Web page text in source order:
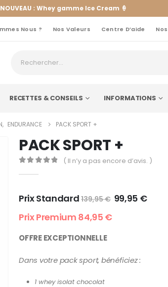
NOUVEAU : Whey gamme Ice Cream 🍦
Nous ? Nos Valeurs Centre D’aide
RECETTES & CONSEILS INFORMATIONS
, ENDURANCE PACK SPORT +
PACK SPORT +
( Il n’y a pas encore d’avis. )
Prix Standard 139,95€ 99,95 €
Prix Premium 84,95 €
OFFRE EXCEPTIONNELLE
Dans votre pack sport, bénéficiez :
1 whey isolat chocolat